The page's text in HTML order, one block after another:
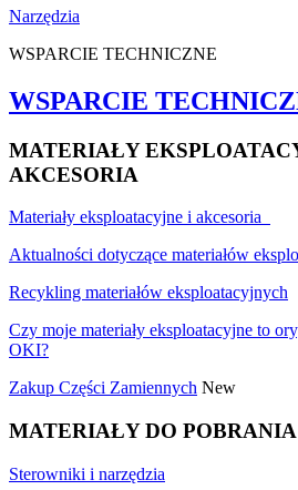
Narzędzia
WSPARCIE TECHNICZNE
WSPARCIE
MATERIAŁY
AKCESORIA
Materiały eksploatacyjne i akcesoria
Aktualności dotyczące materiałów
Recykling materiałów eksploatacyjnych
Czy moje materiały eksploatacyjne to
OKI?
Zakup Części Zamiennych New
MATERIAŁY DO POBRANIA
Sterowniki i narzędzia